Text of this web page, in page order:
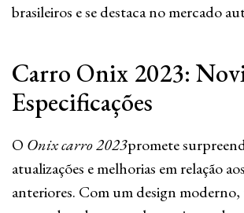
brasileiros e se destaca no mercado
Carro Onix 2023:
Especificações
O Onix carro 2023promete
atualizações e melhorias em relação
anteriores. Com um design